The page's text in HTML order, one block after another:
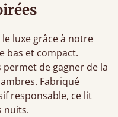
luxe grâce à notre
bas et compact.
de gagner de la
Fabriqué
responsable, ce lit
nuits.